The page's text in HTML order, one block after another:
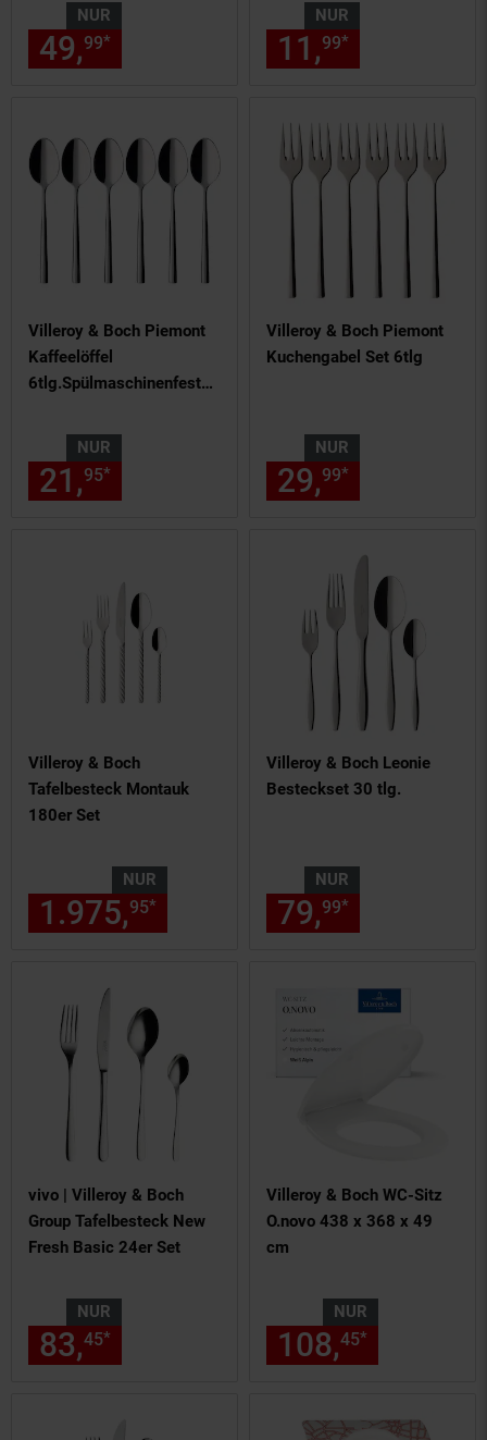
NUR
49,99* € Sternchen
NUR
11,99*
Villeroy & Boch Piemont
Kaffeelöffel
6tlg.Spülmaschinenfest
NUR
21,95* € Sternchen
Villeroy & Boch Piemont
Kuchengabel Set 6tlg
NUR
29,99*
Villeroy & Boch
Tafelbesteck Montauk
180er Set
NUR
1.975,95* nur 1975,95 €
Villeroy & Boch Leonie
Besteckset 30 tlg.
NUR
79,99*
vivo | Villeroy & Boch
Group Tafelbesteck New
Fresh Basic 24er Set
NUR
83,45* € Sternchen
Villeroy & Boch WC-Sitz
O.novo 438 x 368 x 49
cm
NUR
108,45*